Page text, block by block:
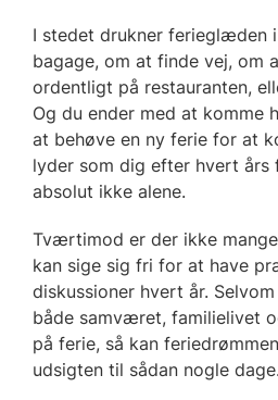
I stedet drukner ferieglæden
bagage, om at finde vej, om
ordentligt på restauranten,
Og du ender med at komme
at behøve en ny ferie for at
lyder som dig efter hvert års
absolut ikke alene.
Tværtimod er der ikke
kan sige sig fri for at have
diskussioner hvert år.
både samværet, familielivet
på ferie, så kan
udsigten til sådan nogle dage.